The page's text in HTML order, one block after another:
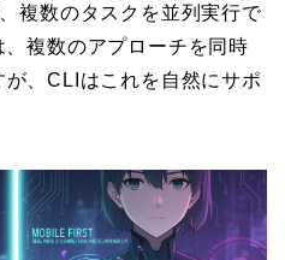
複数のタスクを並列実行で
複数のアプローチを同時
、CLIはこれを自然にサポ